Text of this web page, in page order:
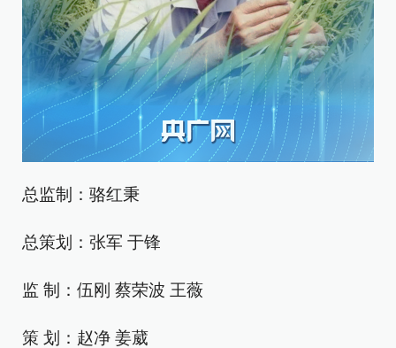
总监制：骆红秉
总策划：张军 于锋
监 制：伍刚 蔡荣波 王薇
策 划：赵净 姜葳